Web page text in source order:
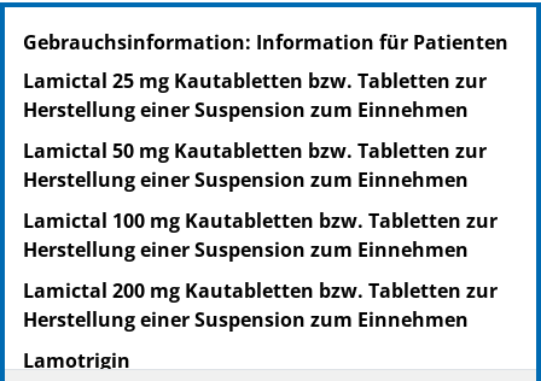
PZN: 06108342
PPN: 110610834216
NTIN: 04150061083422
Gebrauchsinformation: Information für Patienten
Lamictal 25 mg Kautabletten bzw. Tabletten zur
Herstellung einer Suspension zum Einnehmen
Lamictal 50 mg Kautabletten bzw. Tabletten zur
Herstellung einer Suspension zum Einnehmen
Lamictal 100 mg Kautabletten bzw. Tabletten zur
Herstellung einer Suspension zum Einnehmen
Lamictal 200 mg Kautabletten bzw. Tabletten zur
Herstellung einer Suspension zum Einnehmen
Lamotrigin